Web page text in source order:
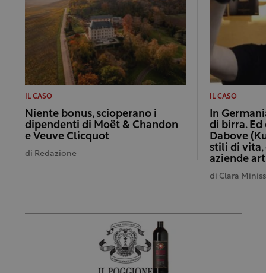
IL CASO
Niente bonus, scioperano i
dipendenti di Moët & Chandon
e Veuve Clicquot
di Redazione
IL CASO
In
di birra. Ed
Dabove
stili di
aziende
di Clara